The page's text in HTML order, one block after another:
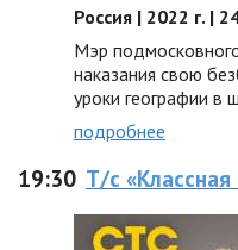
Россия | 2022 г. |
Мэр
наказания свою
уроки географии в
подробнее
19:30 Т/с